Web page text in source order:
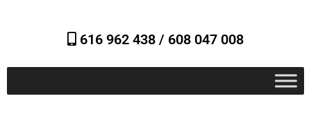
616 962 438 / 608 047 008